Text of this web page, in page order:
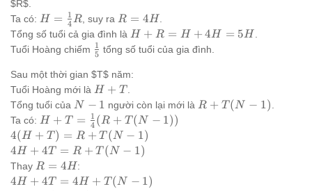
\times (N-
1)} =
\frac{1}
{4}
$R$.
Ta có: H =
\frac{1}
{4} R
H = 4
1 R , suy ra R
=
4H
R = 4H
Tổng số tuổi cả gia đình là H+R
=
= 5H
H + R = H + 4H = 5H
Tuổi Hoàng chiếm \frac{1}
{5}
5
1 tổng số tuổi của gia đình.
Sau một thời gian $T$ năm:
Tuổi Hoàng mới là H+T
H + T
Tổng tuổi của N-
1
N − 1 người còn lại mới là R+T(N-
R + T(N − 1)
Ta có: H+T =
\frac{1}
{4}
(R+T(N-
1))
H + T = 4
1 (R + T (N − 1))
4(H+T)
=
R+T(N-
1)
4(H + T ) = R + T (N − 1)
4H
+ 4T
= R
4H + 4T = R + T (N − 1)
Thay R=4H
R = 4H:
4H
4H + 4T = 4H + T (N − 1)